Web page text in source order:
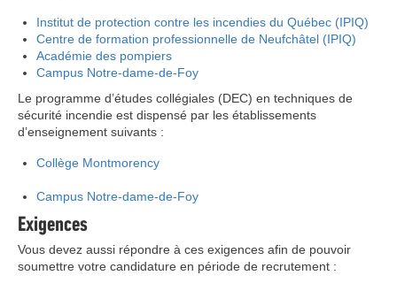
Institut de protection contre les incendies du Québec (IPIQ)
Centre de formation professionnelle de Neufchâtel (IPIQ)
Académie des pompiers
Campus Notre-dame-de-Foy
Le programme d’études collégiales (DEC) en techniques de
sécurité incendie est dispensé par les établissements
d’enseignement suivants :
Collège Montmorency
Campus Notre-dame-de-Foy
Exigences
Vous devez aussi répondre à ces exigences afin de pouvoir
soumettre votre candidature en période de recrutement :